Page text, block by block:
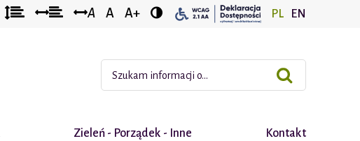
PL EN
OdstępOdstęp
A Odstęp
A A+
Zieleń - Porządek - Inne Kontakt